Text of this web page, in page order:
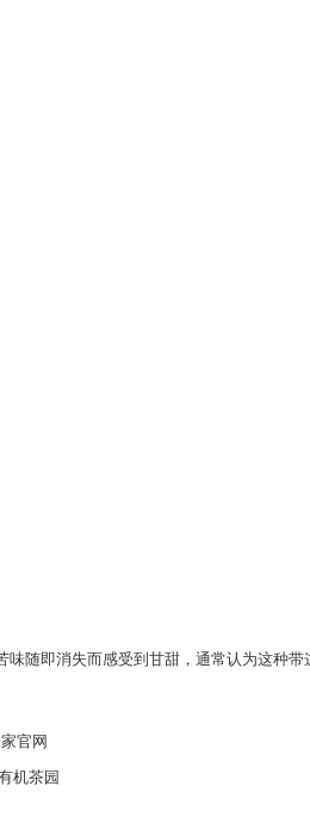
随即消失而感受到甘甜，通常认为这种
机茶园